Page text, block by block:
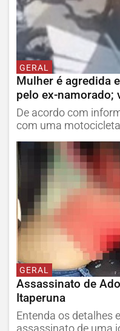
GERAL
Mulher é agredida
pelo ex-namorado;
De acordo com
com uma
GERAL
Assassinato de
Itaperuna
Entenda os detalhes
assassinato de uma